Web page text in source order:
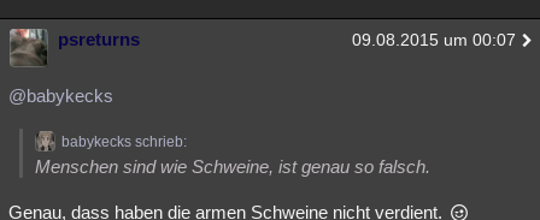
psreturns 09.08.2015 um 00:07
@babykecks
babykecks schrieb:
Menschen sind wie Schweine, ist genau so falsch.
Genau, dass haben die armen Schweine nicht verdient.